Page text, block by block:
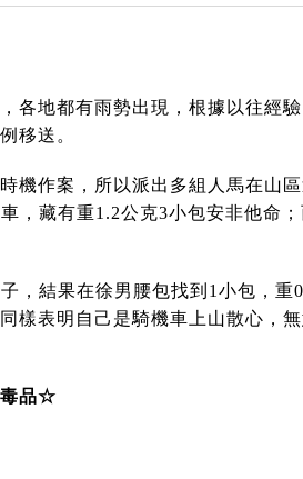
各地都有雨勢出現，根據以往經
移送。
機作案，所以派出多組人馬在山
，藏有重1.2公克3小包安非他命
，結果在徐男腰包找到1小包，
樣表明自己是騎機車上山散心，
毒品☆